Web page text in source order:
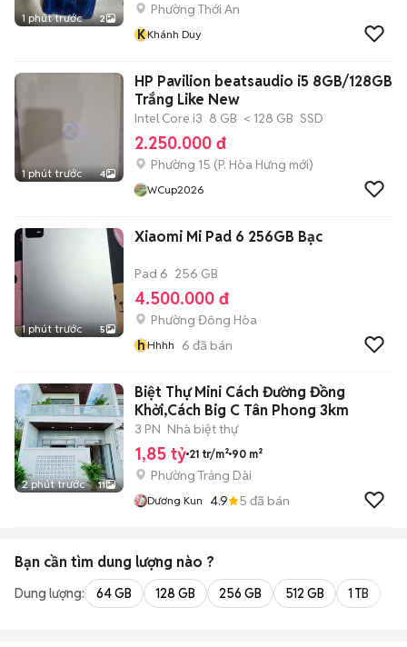
1 phút trước 2
Phường Thới An
KKhánh Duy
1 phút trước 4
HP Pavilion beatsaudio i5 8GB/128GB
Trắng Like New
Intel Core i3 8 GB < 128 GB SSD
2.250.000 đ
Phường 15 (P. Hòa Hưng mới)
WCup2026
1 phút trước 5
Xiaomi Mi Pad 6 256GB Bạc
Pad 6 256 GB
4.500.000 đ
Phường Đông Hòa
hHhhh 6 đã bán
2 phút trước 11
Biệt Thự Mini Cách Đường Đồng
Khởi,Cách Big C Tân Phong 3km
3 PN Nhà biệt thự
1,85 tỷ 21 tr/m² 90 m²
Phường Trảng Dài
Dương Kun 4.9 5 đã bán
Bạn cần tìm dung lượng nào ?
Dung lượng: 64 GB 128 GB 256 GB 512 GB 1 TB